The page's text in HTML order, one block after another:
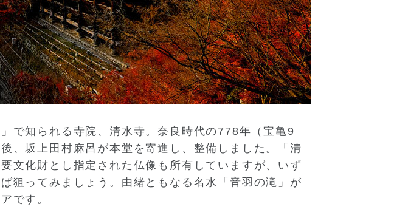
で知られる寺院、清水寺。奈良時代の778年（宝亀9
、坂上田村麻呂が本堂を寄進し、整備しました。「清
文化財とし指定された仏像も所有していますが、いず
狙ってみましょう。由緒ともなる名水「音羽の滝」が
です。